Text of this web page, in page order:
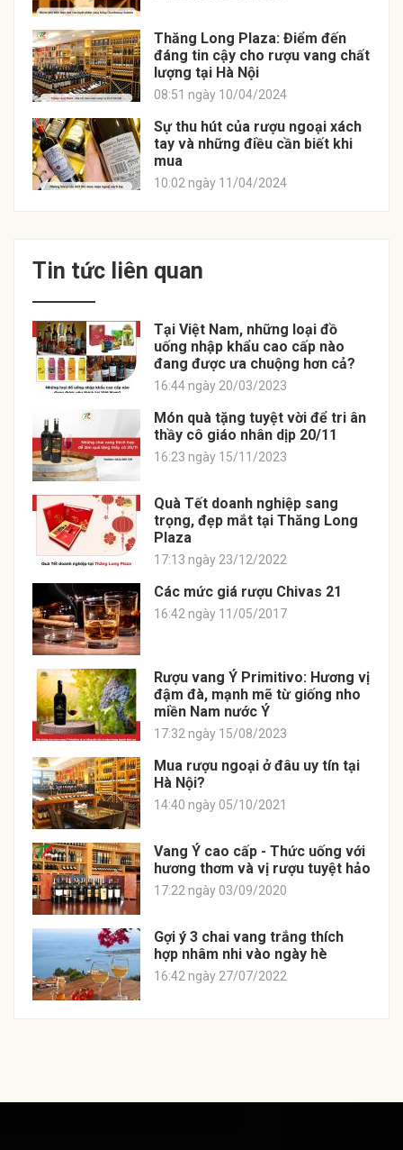
Thăng Long Plaza: Điểm đến
đáng tin cậy cho rượu vang chất
lượng tại Hà Nội
08:51 ngày 10/04/2024
Sự thu hút của rượu ngoại xách
tay và những điều cần biết khi
mua
10:02 ngày 11/04/2024
Tin tức liên quan
Tại Việt Nam, những loại đồ
uống nhập khẩu cao cấp nào
đang được ưa chuộng hơn cả?
16:44 ngày 20/03/2023
Món quà tặng tuyệt vời để tri ân
thầy cô giáo nhân dịp 20/11
16:23 ngày 15/11/2023
Quà Tết doanh nghiệp sang
trọng, đẹp mắt tại Thăng Long
Plaza
17:13 ngày 23/12/2022
Các mức giá rượu Chivas 21
16:42 ngày 11/05/2017
Rượu vang Ý Primitivo: Hương vị
đậm đà, mạnh mẽ từ giống nho
miền Nam nước Ý
17:32 ngày 15/08/2023
Mua rượu ngoại ở đâu uy tín tại
Hà Nội?
14:40 ngày 05/10/2021
Vang Ý cao cấp - Thức uống với
hương thơm và vị rượu tuyệt hảo
17:22 ngày 03/09/2020
Gợi ý 3 chai vang trắng thích
hợp nhâm nhi vào ngày hè
16:42 ngày 27/07/2022